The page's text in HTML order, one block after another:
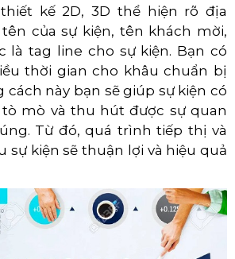
kế 2D, 3D thể hiện rõ địa
của sự kiện, tên khách mời,
là tag line cho sự kiện. Bạn có
thời gian cho khâu chuẩn bị
cách này bạn sẽ giúp sự kiện có
mò và thu hút được sự quan
Từ đó, quá trình tiếp thị và
sự kiện sẽ thuận lợi và hiệu quả